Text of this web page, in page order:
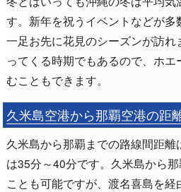
す。新年を祝うイベントなどが多
一足お先に花見のシーズンが訪
ってくる時期でもあるので、ホ
むこともできます。
久米島空港から那覇空港の距
久米島から那覇までの路線間距
は35分～40分です。久米島から
ことも可能ですが、渡名喜島を